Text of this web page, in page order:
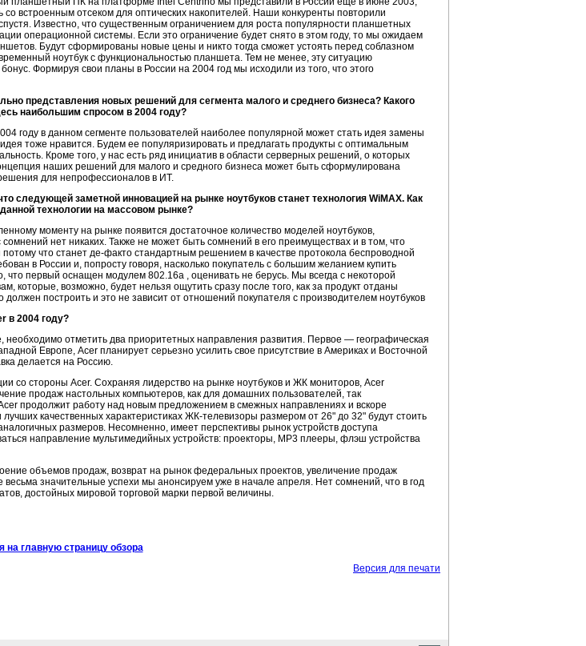
встроенным отсеком для оптических накопителей. Наши конкуренты повторили
Известно, что существенным ограничением для роста популярности планшетных
операционной системы. Если это ограничение будет снято в этом году, то мы ожидаем
Будут сформированы новые цены и никто тогда сможет устоять перед соблазном
ноутбук с функциональностью планшета. Тем не менее, эту ситуацию
Формируя свои планы в России на 2004 год мы исходили из того, что этого
представления новых решений для сегмента малого и среднего бизнеса? Какого
наибольшим спросом в 2004 году?
году в данном сегменте пользователей наиболее популярной может стать идея замены
тоже нравится. Будем ее популяризировать и предлагать продукты с оптимальным
Кроме того, у нас есть ряд инициатив в области серверных решений, о которых
наших решений для малого и средного бизнеса может быть сформулирована
для непрофессионалов в ИТ.
следующей заметной инновацией на рынке ноутбуков станет технология WiMAX. Как
технологии на массовом рынке?
моменту на рынке появится достаточное количество моделей ноутбуков,
нет никаких. Также не может быть сомнений в его преимуществах и в том, что
что станет де-факто стандартным решением в качестве протокола беспроводной
в России и, попросту говоря, насколько покупатель с большим желанием купить
что первый оснащен модулем 802.16a , оценивать не берусь. Мы всегда с некоторой
которые, возможно, будет нельзя ощутить сразу после того, как за продукт отданы
должен построить и это не зависит от отношений покупателя с производителем ноутбуков
в 2004 году?
необходимо отметить два приоритетных направления развития. Первое — географическая
Европе, Acer планирует серьезно усилить свое присутствие в Америках и Восточной
делается на Россию.
со стороны Acer. Сохраняя лидерство на рынке ноутбуков и ЖК мониторов, Acer
продаж настольных компьютеров, как для домашних пользователей, так
продолжит работу над новым предложением в смежных направлениях и вскоре
качественных характеристиках ЖК-телевизоры размером от 26" до 32" будут стоить
размеров. Несомненно, имеет перспективы рынок устройств доступа
направление мультимедийных устройств: проекторы, MP3 плееры, флэш устройства
объемов продаж, возврат на рынок федеральных проектов, увеличение продаж
значительные успехи мы анонсируем уже в начале апреля. Нет сомнений, что в год
достойных мировой торговой марки первой величины.
на главную страницу обзора
Версия для печати